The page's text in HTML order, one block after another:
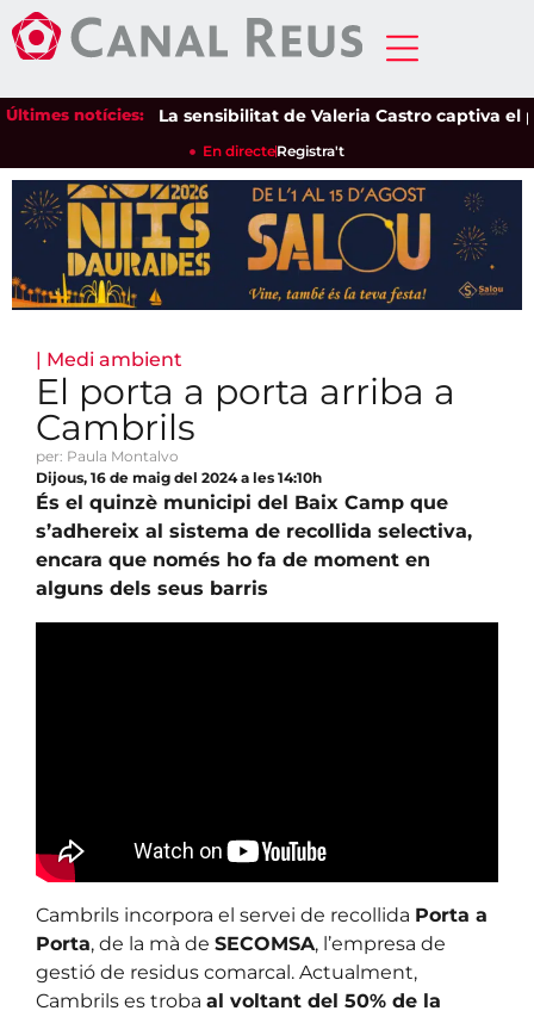
Últimes notícies:La sensibilitat de Valeria Castro captiva el
En directeRegistra't
| Medi ambient
El porta a porta arriba a
Cambrils
per: Paula Montalvo
Dijous, 16 de maig del 2024 a les 14:10h
És el quinzè municipi del Baix Camp que
s’adhereix al sistema de recollida selectiva,
encara que només ho fa de moment en
alguns dels seus barris
Cambrils incorpora el servei de recollida Porta a
Porta, de la mà de SECOMSA, l’empresa de
gestió de residus comarcal. Actualment,
Cambrils es troba al voltant del 50% de la